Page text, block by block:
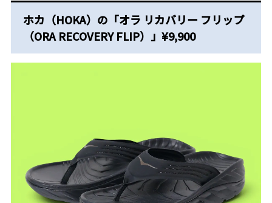
ホカ（HOKA）の「オラ リカバリー フリップ
（ORA RECOVERY FLIP）」¥9,900